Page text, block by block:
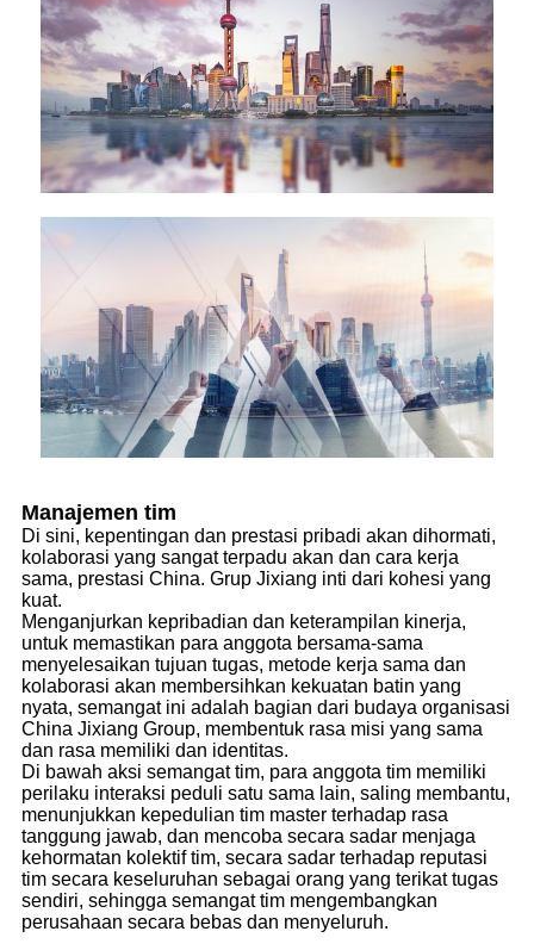
Manajemen tim
Di sini, kepentingan dan prestasi pribadi akan dihormati,
kolaborasi yang sangat terpadu akan dan cara kerja
sama, prestasi China. Grup Jixiang inti dari kohesi yang
kuat.
Menganjurkan kepribadian dan keterampilan kinerja,
untuk memastikan para anggota bersama-sama
menyelesaikan tujuan tugas, metode kerja sama dan
kolaborasi akan membersihkan kekuatan batin yang
nyata, semangat ini adalah bagian dari budaya organisasi
China Jixiang Group, membentuk rasa misi yang sama
dan rasa memiliki dan identitas.
Di bawah aksi semangat tim, para anggota tim memiliki
perilaku interaksi peduli satu sama lain, saling membantu,
menunjukkan kepedulian tim master terhadap rasa
tanggung jawab, dan mencoba secara sadar menjaga
kehormatan kolektif tim, secara sadar terhadap reputasi
tim secara keseluruhan sebagai orang yang terikat tugas
sendiri, sehingga semangat tim mengembangkan
perusahaan secara bebas dan menyeluruh.